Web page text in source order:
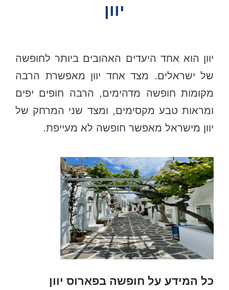
יוון
יוון הוא אחד היעדים האהובים ביותר לחופשה
של ישראלים. מצד אחד יוון מאפשרת הרבה
מקומות חופשה מדהימים, הרבה חופים יפים
ומראות טבע מקסימים, ומצד שני המרחק של
יוון מישראל מאפשר חופשה לא מעייפת.
כל המידע על חופשה בפארוס יוון